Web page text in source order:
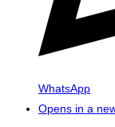
WhatsApp
Opens in a